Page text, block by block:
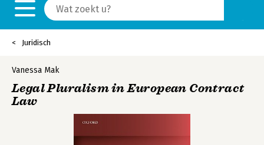
Juridisch
Vanessa Mak
Legal Pluralism in European Contract
Law